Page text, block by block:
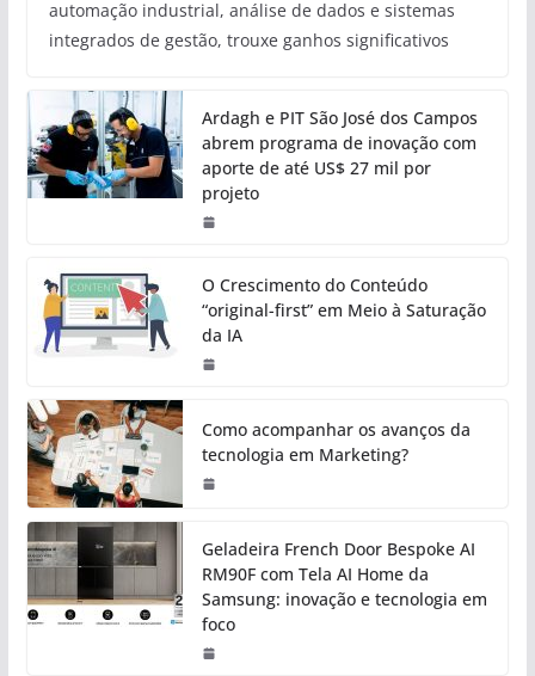
automação industrial, análise de dados e sistemas
integrados de gestão, trouxe ganhos significativos
Ardagh e PIT São José dos Campos
abrem programa de inovação com
aporte de até US$ 27 mil por
projeto
O Crescimento do Conteúdo
“original-first” em Meio à Saturação
da IA
Como acompanhar os avanços da
tecnologia em Marketing?
Geladeira French Door Bespoke AI
RM90F com Tela AI Home da
Samsung: inovação e tecnologia em
foco